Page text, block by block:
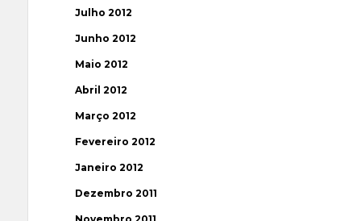
Julho 2012
Junho 2012
Maio 2012
Abril 2012
Março 2012
Fevereiro 2012
Janeiro 2012
Dezembro 2011